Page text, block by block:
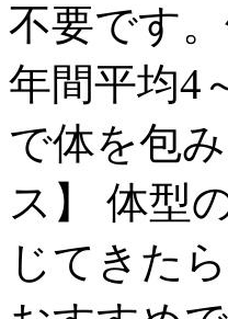
不要です
年間平均4
で体を包
ス】 体型
じてきた